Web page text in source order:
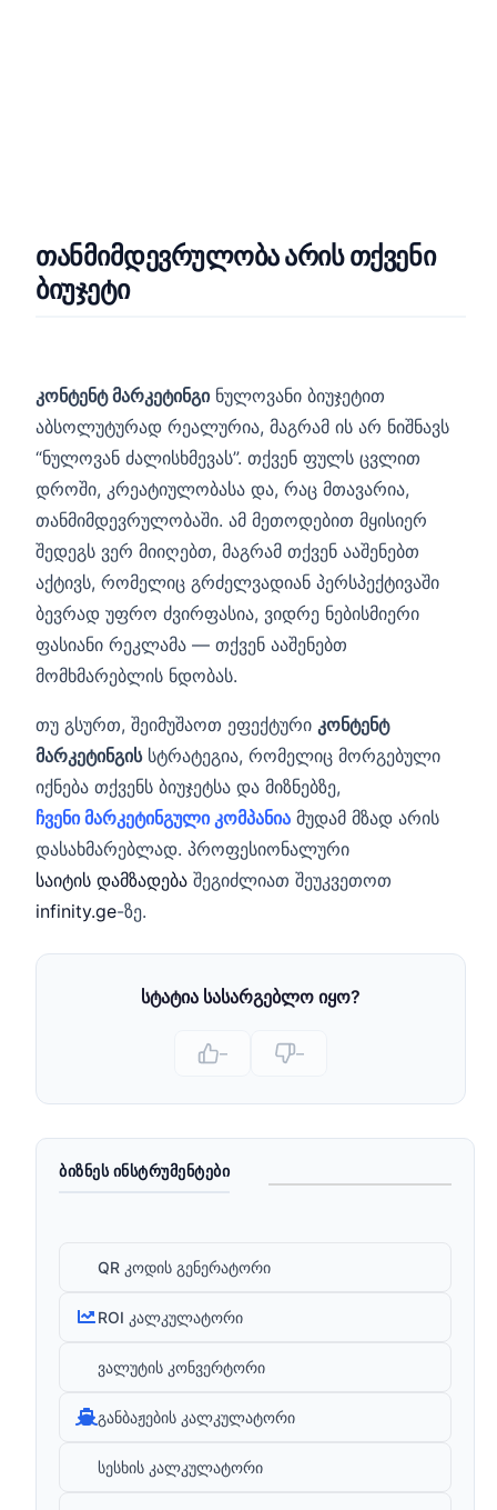
თანმიმდევრულობა არის თქვენი
ბიუჯეტი
კონტენტ მარკეტინგინულოვანი ბიუჯეტით
აბსოლუტურად რეალურია, მაგრამ ის არ ნიშნავს
“ნულოვან ძალისხმევას”. თქვენ ფულს ცვლით
დროში, კრეატიულობასა და, რაც მთავარია,
თანმიმდევრულობაში. ამ მეთოდებით მყისიერ
შედეგს ვერ მიიღებთ, მაგრამ თქვენ ააშენებთ
აქტივს, რომელიც გრძელვადიან პერსპექტივაში
ბევრად უფრო ძვირფასია, ვიდრე ნებისმიერი
ფასიანი რეკლამა — თქვენ ააშენებთ
მომხმარებლის ნდობას.
თუ გსურთ, შეიმუშაოთ ეფექტური კონტენტ
მარკეტინგისსტრატეგია, რომელიც მორგებული
იქნება თქვენს ბიუჯეტსა და მიზნებზე,
ჩვენი მარკეტინგული კომპანია მუდამ მზად არის
დასახმარებლად. პროფესიონალური
საიტის დამზადება შეგიძლიათ შეუკვეთოთ
infinity.ge-ზე.
სტატია სასარგებლო იყო?
– –
ᲑᲘᲖᲜᲔᲡ ᲘᲜᲡᲢᲠᲣᲛᲔᲜᲢᲔᲑᲘ
QR კოდის გენერატორი
ROI კალკულატორი
ვალუტის კონვერტორი
განბაჟების კალკულატორი
სესხის კალკულატორი